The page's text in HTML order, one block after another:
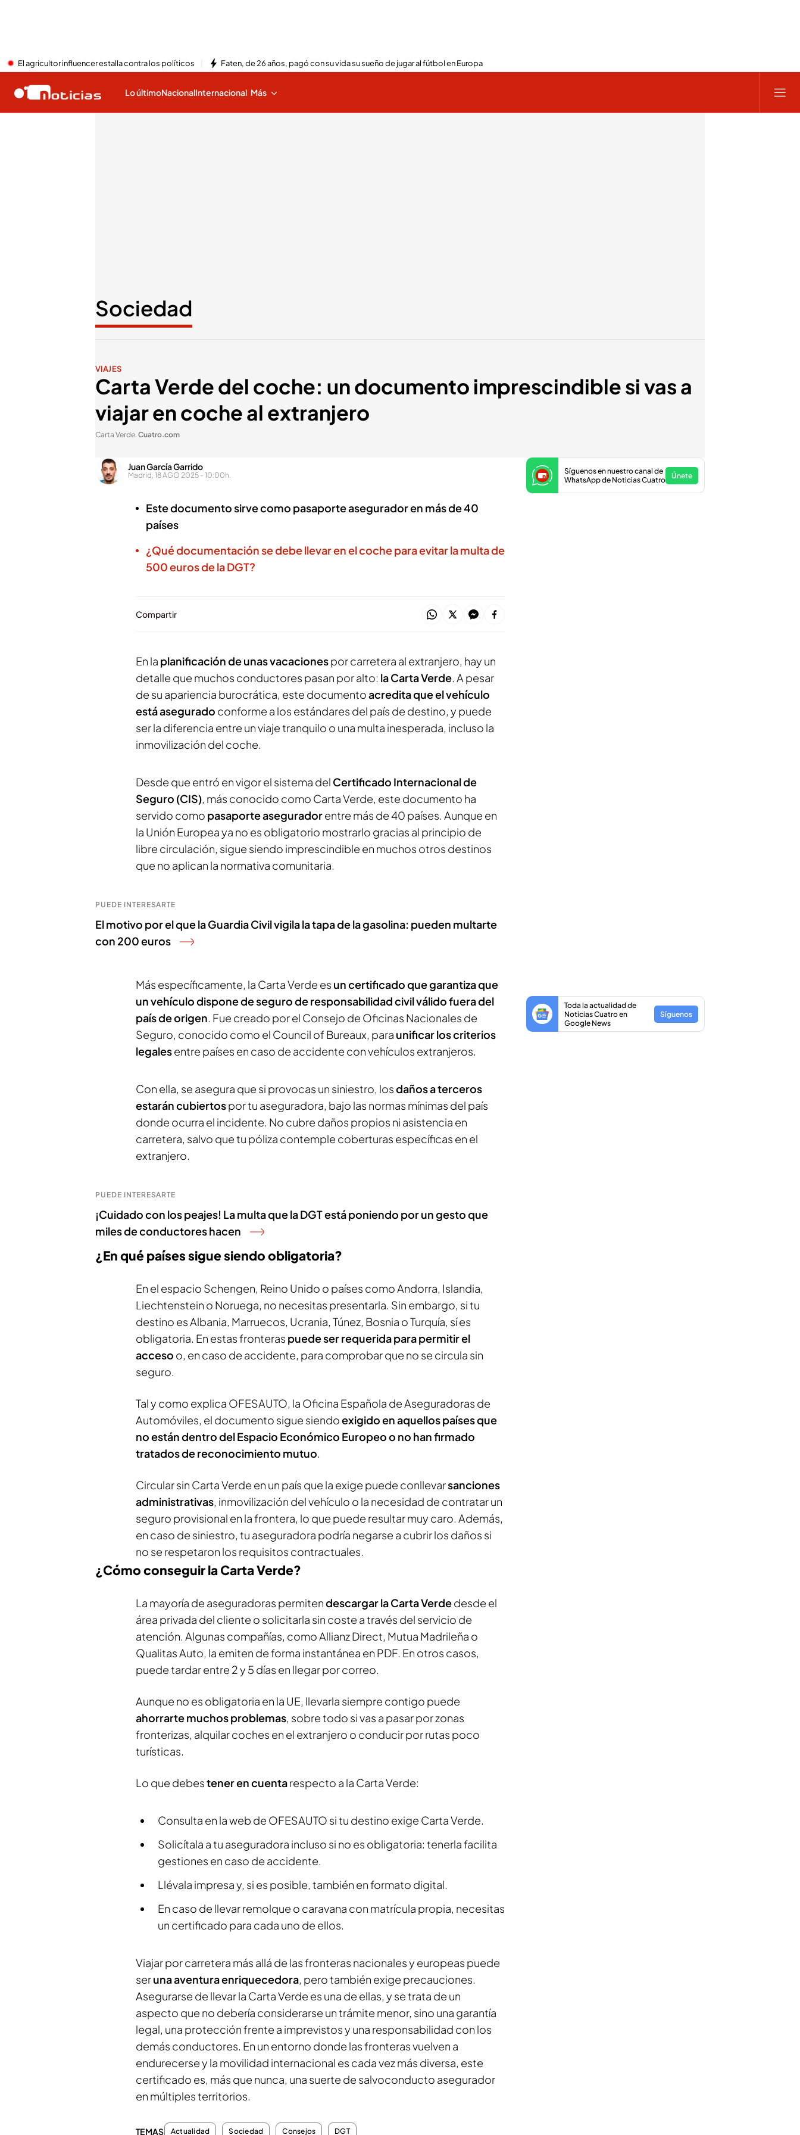
El agricultor influencer estalla contra los políticos Faten, de 26 años, pagó con su vida su sueño de jugar al fútbol en Europa
Lo últimoNacionalInternacional Más
Sociedad
VIAJES
Carta Verde del coche: un documento imprescindible si vas a
viajar en coche al extranjero
Carta Verde.Cuatro.com
Juan García Garrido
Madrid, 18 AGO 2025 - 10:00h.
Este documento sirve como pasaporte asegurador en más de 40
países
¿Qué documentación se debe llevar en el coche para evitar la multa de
500 euros de la DGT?
Compartir
En la planificación de unas vacacionespor carretera al extranjero, hay un
detalle que muchos conductores pasan por alto: la Carta Verde. A pesar
de su apariencia burocrática, este documentoacredita que el vehículo
está asegurado conforme a los estándares del país de destino, y puede
ser la diferencia entre un viaje tranquilo o una multa inesperada, incluso la
inmovilización del coche.
Desde que entró en vigor el sistema del Certificado Internacional de
Seguro (CIS), más conocido como Carta Verde, este documento ha
servido como pasaporte aseguradorentre más de 40 países. Aunque en
la Unión Europea ya no es obligatorio mostrarlo gracias al principio de
libre circulación, sigue siendo imprescindible en muchos otros destinos
que no aplican la normativa comunitaria.
PUEDE INTERESARTE
El motivo por el que la Guardia Civil vigila la tapa de la gasolina: pueden multarte
con 200 euros
Más específicamente, la Carta Verde es un certificado que garantiza que
un vehículo dispone de seguro de responsabilidad civil válido fuera del
país de origen. Fue creado por el Consejo de Oficinas Nacionales de
Seguro, conocido como el Council of Bureaux, para unificar los criterios
legalesentre países en caso de accidente con vehículos extranjeros.
Con ella, se asegura que si provocas un siniestro, losdaños a terceros
estarán cubiertospor tu aseguradora, bajo las normas mínimas del país
donde ocurra el incidente. No cubre daños propios ni asistencia en
carretera, salvo que tu póliza contemple coberturas específicas en el
extranjero.
PUEDE INTERESARTE
¡Cuidado con los peajes! La multa que la DGT está poniendo por un gesto que
miles de conductores hacen
¿En qué países sigue siendo obligatoria?
En el espacio Schengen, Reino Unido o países como Andorra, Islandia,
Liechtenstein o Noruega, no necesitas presentarla. Sin embargo, si tu
destino es Albania, Marruecos, Ucrania, Túnez, Bosnia o Turquía, sí es
obligatoria. En estas fronteras puede ser requerida para permitir el
acceso o, en caso de accidente, para comprobar que no se circula sin
seguro.
Síguenos en nuestro canal de
WhatsApp de Noticias Cuatro
Únete
Tal y como explica OFESAUTO, la Oficina Española de Aseguradoras de
Automóviles, el documento sigue siendoexigido en aquellos países que
no están dentro del Espacio Económico Europeo o no han firmado
tratados de reconocimiento mutuo.
Circular sin Carta Verde en un país que la exige puede conllevarsanciones
administrativas, inmovilización del vehículo o la necesidad de contratar un
seguro provisional en la frontera, lo que puede resultar muy caro. Además,
en caso de siniestro, tu aseguradora podría negarse a cubrir los daños si
no se respetaron los requisitos contractuales.
Toda la actualidad de
Noticias Cuatro en
Google News
Síguenos
¿Cómo conseguir la Carta Verde?
La mayoría de aseguradoras permitendescargar la Carta Verdedesde el
área privada del cliente o solicitarla sin coste a través del servicio de
atención. Algunas compañías, como Allianz Direct, Mutua Madrileña o
Qualitas Auto, la emiten de forma instantánea en PDF. En otros casos,
puede tardar entre 2 y 5 días en llegar por correo.
Aunque no es obligatoria en la UE, llevarla siempre contigo puede
ahorrarte muchos problemas, sobre todo si vas a pasar por zonas
fronterizas, alquilar coches en el extranjero o conducir por rutas poco
turísticas.
Lo que debestener en cuentarespecto a la Carta Verde:
Consulta en la web de OFESAUTO si tu destino exige Carta Verde.
Solicítala a tu aseguradora incluso si no es obligatoria: tenerla facilita
gestiones en caso de accidente.
Llévala impresa y, si es posible, también en formato digital.
En caso de llevar remolque o caravana con matrícula propia, necesitas
un certificado para cada uno de ellos.
Viajar por carretera más allá de las fronteras nacionales y europeas puede
seruna aventura enriquecedora, pero también exige precauciones.
Asegurarse de llevar la Carta Verde es una de ellas, y se trata de un
aspecto que no debería considerarse un trámite menor, sino una garantía
legal, una protección frente a imprevistos y una responsabilidad con los
demás conductores. En un entorno donde las fronteras vuelven a
endurecerse y la movilidad internacional es cada vez más diversa, este
certificado es, más que nunca, una suerte de salvoconducto asegurador
en múltiples territorios.
TEMAS Actualidad Sociedad Consejos DGT